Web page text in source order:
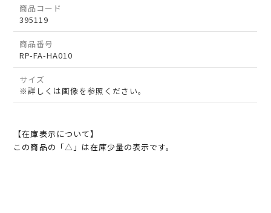
商品コード
395119
商品番号
RP-FA-HA010
サイズ
※詳しくは画像を参照ください。
【在庫表示について】
この商品の「△」は在庫少量の表示です。